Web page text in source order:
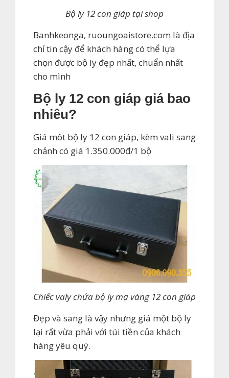
Bộ ly 12 con giáp tại shop
Banhkeonga, ruoungoaistore.com là địa
chỉ tin cậy để khách hàng có thể lựa
chọn được bộ ly đẹp nhất, chuẩn nhất
cho mình
Bộ ly 12 con giáp giá bao
nhiêu?
Giá môt bộ ly 12 con giáp, kèm vali sang
chảnh có giá 1.350.000đ/1 bộ
Chiếc valy chứa bộ ly mạ vàng 12 con giáp
Đẹp và sang là vậy nhưng giá một bộ ly
lại rất vừa phải với túi tiền của khách
hàng yêu quý.